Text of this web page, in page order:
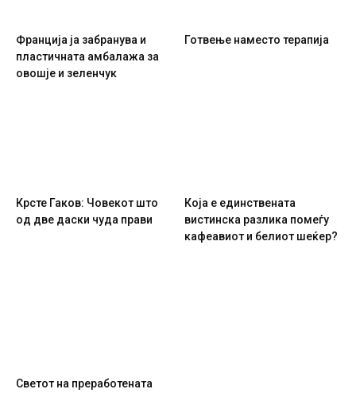
Франција ја забранува и
пластичната амбалажа за
овошје и зеленчук
Готвење наместо терапија
Крсте Гаков: Човекот што
од две даски чуда прави
Која е единствената
вистинска разлика помеѓу
кафеавиот и белиот шеќер?
Светот на преработената